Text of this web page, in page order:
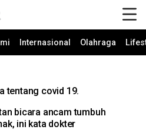
Internasional Olahraga
tentang covid 19.
bicara ancam tumbuh
ini kata dokter